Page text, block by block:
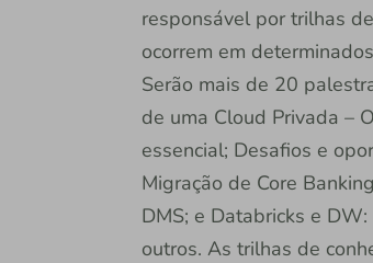
responsável por trilhas
ocorrem em
Serão mais de 20
de uma Cloud Privada –
essencial; Desafios e
Migração de Core
DMS; e Databricks e
outros. As trilhas de